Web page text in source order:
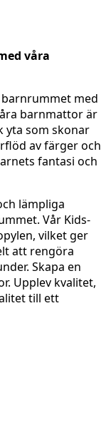
våra
med
barnmattor är
yta som skonar
av färger och
fantasi och
lämpliga
Vår Kids-
vilket ger
att rengöra
Skapa en
Upplev kvalitet,
till ett